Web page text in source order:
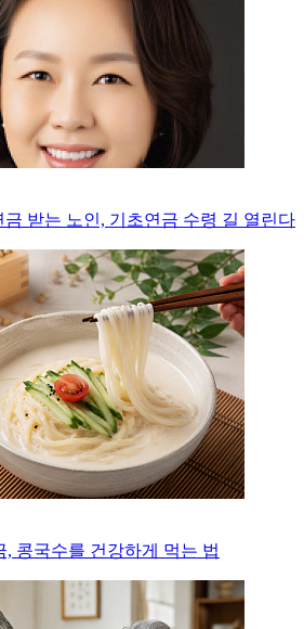
금 받는 노인, 기초연금 수령 길 열린다
, 콩국수를 건강하게 먹는 법